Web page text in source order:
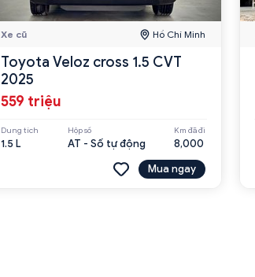
Xe cũ Hồ Chí Minh
Toyota Veloz cross 1.5 CVT
2025
559 triệu
Dung tích
1.5 L
Hộp số
AT - Số tự động
Km đã đi
8,000
Mua ngay